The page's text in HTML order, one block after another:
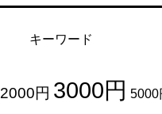
キーワード
2000円 3000円 5000